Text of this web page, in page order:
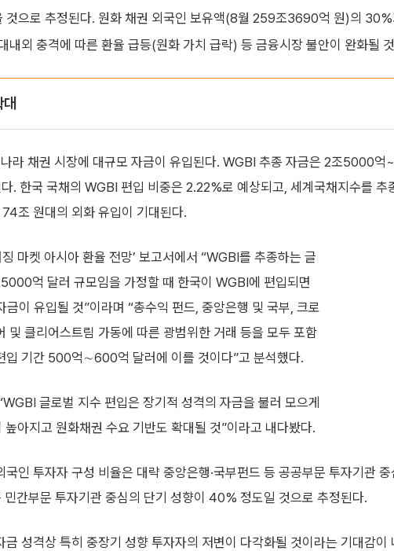
것으로 추정된다. 원화 채권 외국인 보유액(8월 259조3690억 원)의 30%
내외 충격에 따른 환율 급등(원화 가치 급락) 등 금융시장 불안이 완화될
라 채권 시장에 대규모 자금이 유입된다. WGBI 추종 자금은 2조5000
. 한국 국채의 WGBI 편입 비중은 2.22%로 예상되고, 세계국채지수를
조 원대의 외화 유입이 기대된다.
마켓 아시아 환율 전망’ 보고서에서 “WGBI를 추종하는 글
억 달러 규모임을 가정할 때 한국이 WGBI에 편입되면
이 유입될 것”이라며 “총수익 펀드, 중앙은행 및 국부, 크로
및 클리어스트림 가동에 따른 광범위한 거래 등을 모두 포함
입 기간 500억∼600억 달러에 이를 것이다”고 분석했다.
글로벌 지수 편입은 장기적 성격의 자금을 불러 모으게
높아지고 원화채권 수요 기반도 확대될 것”이라고 내다봤다.
인 투자자 구성 비율은 대략 중앙은행·국부펀드 등 공공부문 투자기관 중
간부문 투자기관 중심의 단기 성향이 40% 정도일 것으로 추정된다.
금 성격상 특히 중장기 성향 투자자의 저변이 다각화될 것이라는 기대감이